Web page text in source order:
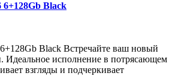
6+128Gb Black
Black Встречайте ваш новый
Идеальное исполнение в потрясающем
взгляды и подчеркивает